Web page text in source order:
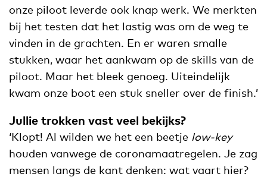
onze piloot leverde ook knap werk. We merkten
bij het testen dat het lastig was om de weg te
vinden in de grachten. En er waren smalle
stukken, waar het aankwam op de skills van de
piloot. Maar het bleek genoeg. Uiteindelijk
kwam onze boot een stuk sneller over de finish.’
Jullie trokken vast veel bekijks?
‘Klopt! Al wilden we het een beetje low-key
houden vanwege de coronamaatregelen. Je zag
mensen langs de kant denken: wat vaart hier?